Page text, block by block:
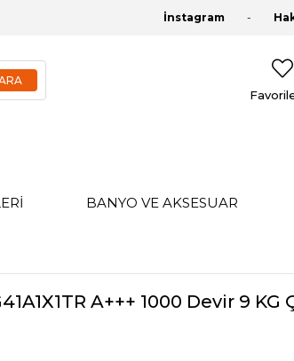
İnstagram
BANYO VE AKSESUAR
A+++ 1000 Devir 9 KG